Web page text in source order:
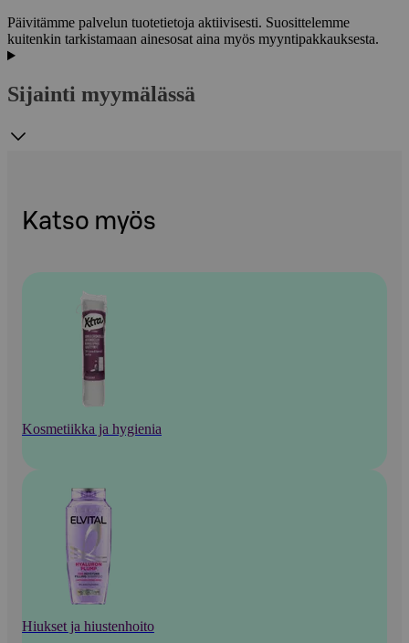
Päivitämme palvelun tuotetietoja aktiivisesti. Suosittelemme
kuitenkin tarkistamaan ainesosat aina myös myyntipakkauksesta.
Sijainti myymälässä
Katso myös
Kosmetiikka ja hygienia
Hiukset ja hiustenhoito